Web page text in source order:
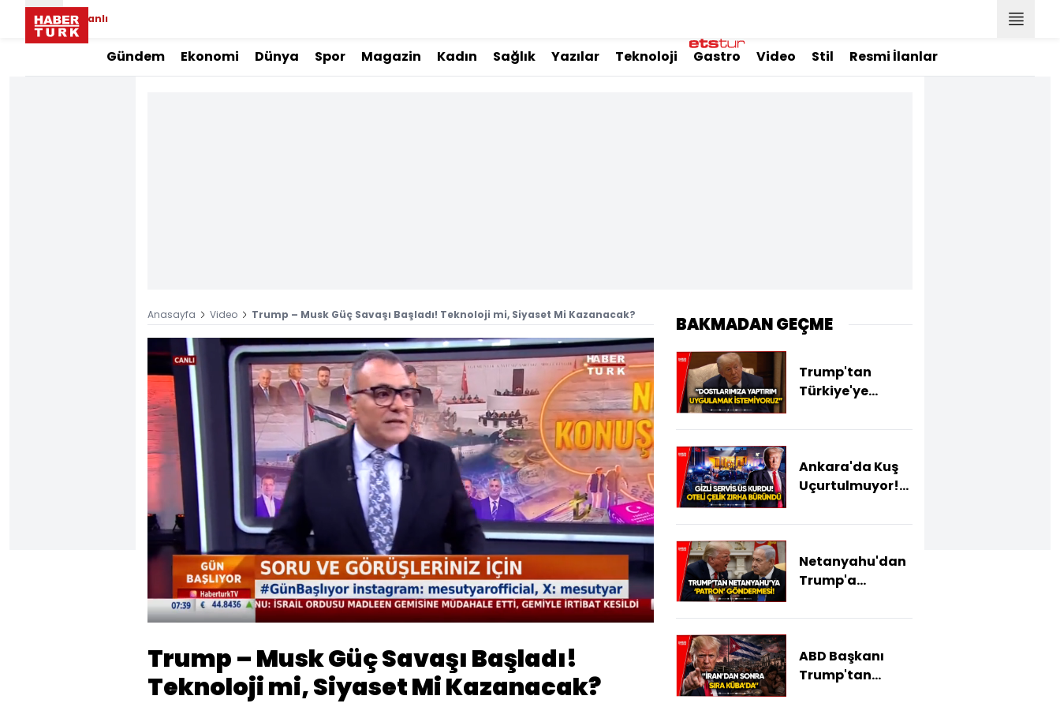
Canlı
Gündem Ekonomi Dünya Spor Magazin Kadın Sağlık Yazılar Teknoloji Gastro Video Stil Resmi İlanlar
Anasayfa Video Trump – Musk Güç Savaşı Başladı! Teknoloji mi, Siyaset Mi Kazanacak?
Sesi
Aç
Yüklendi:
26.76%
Oynatma
Hızı
Trump – Musk Güç Savaşı Başladı!
Teknoloji mi, Siyaset Mi Kazanacak?
BAKMADAN GEÇME
Trump'tan
Türkiye'ye
Yaptırımlarını
Müjdesi!
Ankara'da Kuş
Uçurtulmuyor!
Kalacağı Otel
Dönüştürüldü!
İşte O Otel!
Netanyahu'dan
Trump'a
Göndermesi: İki
Görüşmesinden
Detaylar!
ABD Başkanı
Trump'tan